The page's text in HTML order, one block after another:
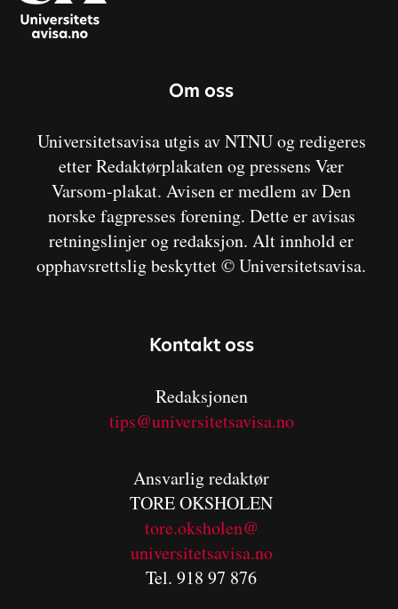
Om oss
Universitetsavisa utgis av NTNU og redigeres
etter Redaktørplakaten og pressens Vær
Varsom-plakat. Avisen er medlem av Den
norske fagpresses forening. Dette er avisas
retningslinjer og redaksjon. Alt innhold er
opphavsrettslig beskyttet © Universitetsavisa.
Kontakt oss
Redaksjonen
tips@universitetsavisa.no
Ansvarlig redaktør
TORE OKSHOLEN
tore.oksholen@
universitetsavisa.no
Tel. 918 97 876